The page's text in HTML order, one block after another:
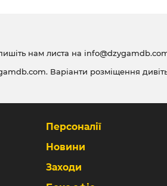
нам листа на
. Варіанти розміщення
Персоналії
Новини
Заходи